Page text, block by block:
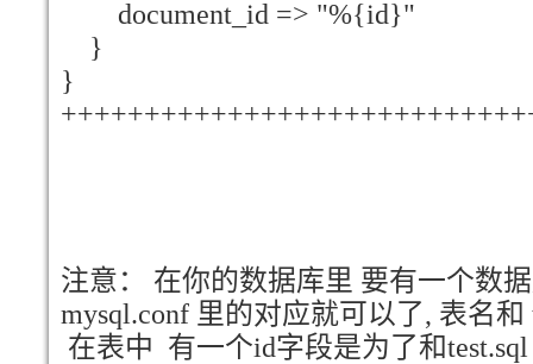
document_id => "%{id}"
}
}
注意： 在你的数据库里 要有一个数
mysql.conf 里的对应就可以了, 表名
在表中 有一个id字段是为了和